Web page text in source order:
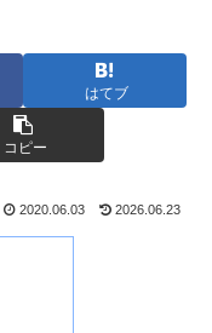
はてブ
コピー
2020.06.03 2026.06.23